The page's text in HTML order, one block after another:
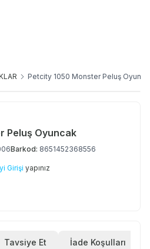
Petcity 1050 Monster Peluş
Peluş Oyuncak
Barkod: 8651452368556
Girişi yapınız
Tavsiye Et İade Koşulları